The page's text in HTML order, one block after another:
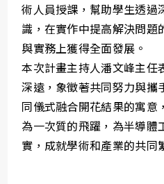
術人員授課，幫助學生透過
識，在實作中提高解決問題
與實務上獲得全面發展。
本次計畫主持人潘文峰主任
深遠，象徵著共同努力與攜
同儀式融合開花結果的寓意
為一次質的飛躍，為半導體
實，成就學術和產業的共同